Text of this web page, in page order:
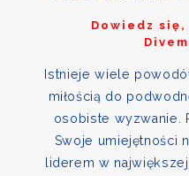
Dowiedz się,
Istnieje wiele
miłością do
osobiste wyzwanie.
Swoje umiejętności
liderem w